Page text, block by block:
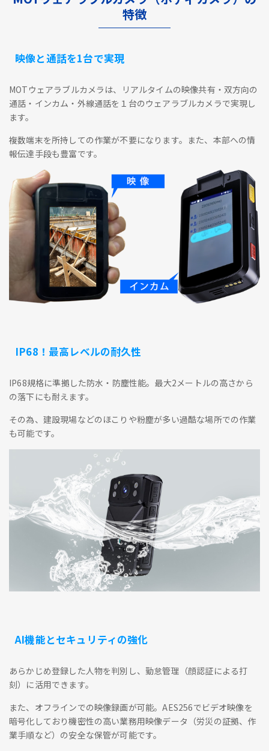
特徴
映像と通話を1台で実現
MOTウェアラブルカメラは、リアルタイムの映像共有・双方向の
通話・インカム・外線通話を１台のウェアラブルカメラで実現し
ます。
複数端末を所持しての作業が不要になります。また、本部への情
報伝達手段も豊富です。
IP68！最高レベルの耐久性
IP68規格に準拠した防水・防塵性能。最大2メートルの高さから
の落下にも耐えます。
その為、建設現場などのほこりや粉塵が多い過酷な場所での作業
も可能です。
AI機能とセキュリティの強化
あらかじめ登録した人物を判別し、勤怠管理（顔認証による打
刻）に活用できます。
また、オフラインでの映像録画が可能。AES256でビデオ映像を
暗号化しており機密性の高い業務用映像データ（労災の証拠、作
業手順など）の安全な保管が可能です。